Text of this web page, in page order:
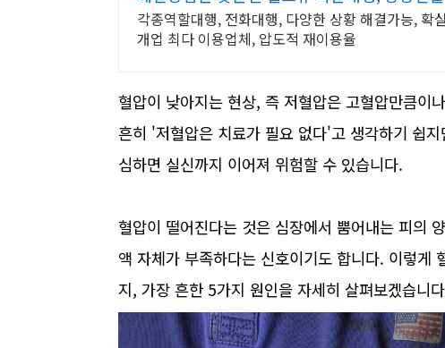
각종역할대행, 전화대행, 다양한 상황 해결가능,
개업 최다 이용업체, 압도적 재이용율
혈압이 낮아지는 현상, 즉 저혈압은 고혈압만큼이
흔히 '저혈압은 치료가 필요 없다'고 생각하기 쉽
심하면 실신까지 이어져 위험할 수 있습니다.
혈압이 떨어진다는 것은 심장에서 뿜어내는 피의
액 자체가 부족하다는 신호이기도 합니다. 이렇게
지, 가장 흔한 5가지 원인을 자세히 살펴보겠습니